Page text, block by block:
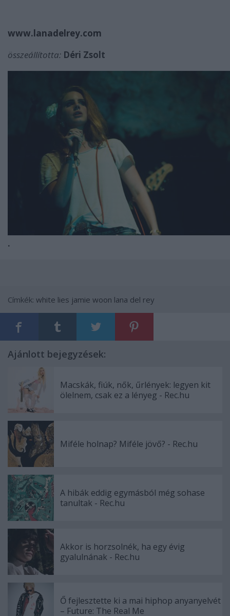
www.lanadelrey.com
összeállította: Déri Zsolt
.
Címkék: white lies jamie woon lana del rey
Ajánlott bejegyzések:
Macskák, fiúk, nők, űrlények: legyen kit
ölelnem, csak ez a lényeg - Rec.hu
Miféle holnap? Miféle jövő? - Rec.hu
A hibák eddig egymásból még sohase
tanultak - Rec.hu
Akkor is horzsolnék, ha egy évig
gyalulnának - Rec.hu
Ő fejlesztette ki a mai hiphop anyanyelvét
– Future: The Real Me